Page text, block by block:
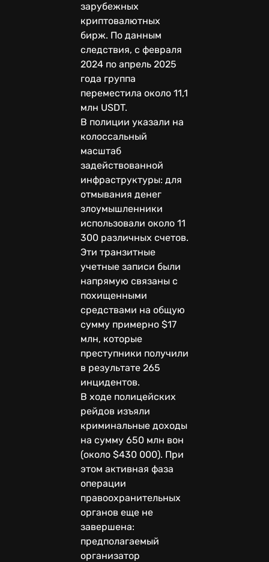
зарубежных
криптовалютных
бирж. По данным
следствия, с февраля
2024 по апрель 2025
года группа
переместила около 11,1
млн USDT.
В полиции указали на
колоссальный
масштаб
задействованной
инфраструктуры: для
отмывания денег
злоумышленники
использовали около 11
300 различных счетов.
Эти транзитные
учетные записи были
напрямую связаны с
похищенными
средствами на общую
сумму примерно $17
млн, которые
преступники получили
в результате 265
инцидентов.
В ходе полицейских
рейдов изъяли
криминальные доходы
на сумму 650 млн вон
(около $430 000). При
этом активная фаза
операции
правоохранительных
органов еще не
завершена:
предполагаемый
организатор